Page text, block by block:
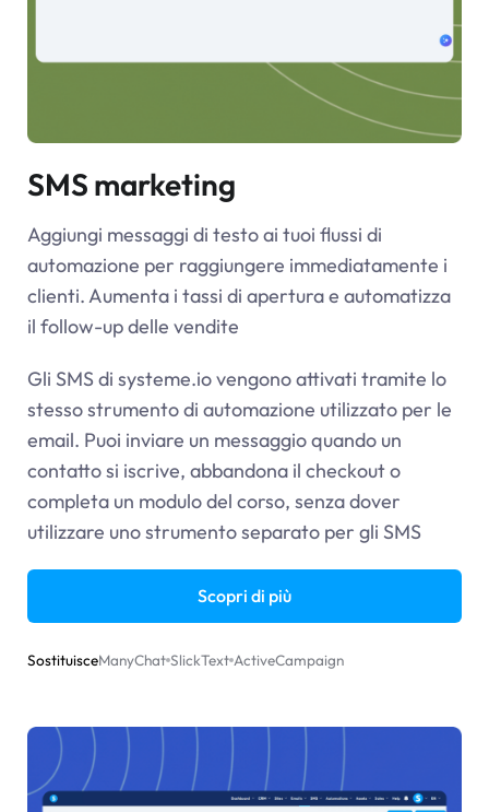
SMS marketing
Aggiungi messaggi di testo ai tuoi flussi di
automazione per raggiungere immediatamente i
clienti. Aumenta i tassi di apertura e automatizza
il follow-up delle vendite
Gli SMS di systeme.iovengono attivati tramite lo
stesso strumento di automazione utilizzato per le
email. Puoi inviare un messaggio quando un
contatto si iscrive, abbandona il checkout o
completa un modulo del corso, senza dover
utilizzare uno strumento separato per gli SMS
Scopri di più
SostituisceManyChat SlickText ActiveCampaign